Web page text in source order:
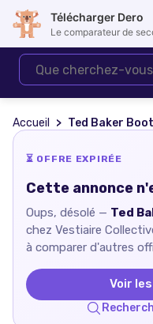
Accueil Ted Baker
⏳ OFFRE EXPIRÉE
Cette annonce
Oups, désolé — Ted
chez Vestiaire
à comparer d'autres
Voir
Télécharger Dero
Le comparateur de